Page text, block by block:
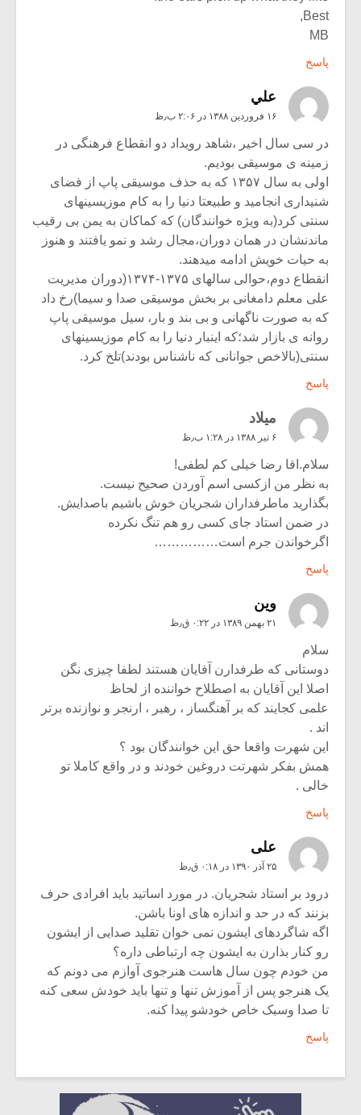
Best,
MB
پاسخ
علي
۱۶ فروردین ۱۳۸۸ در ۲:۰۶ ب٫ظ
در سی سال اخیر ،شاهد رویداد دو انقطاع فرهنگی در
زمینه ی موسیقی بودیم.
اولی به سال ۱۳۵۷ که به حذف موسیقی پاپ از فضای
شنیداری انجامید و طبیعتا دنیا را به کام موزیسینهای
سنتی کرد(به ویژه خوانندگان) که کماکان به یمن بی رقیب
ماندنشان در همان دوران،مجال رشد و نمو یافتند و هنوز
به حیات خویش ادامه میدهند.
انقطاع دوم،حوالی سالهای ۱۳۷۵-۱۳۷۴(دوران مدیریت
علی معلم دامغانی بر بخش موسیقی صدا و سیما)رخ داد
که به صورت ناگهانی و بی بند و بار، سیل موسیقی پاپ
روانه ی بازار شد؛که اینبار دنیا را به کام موزیسینهای
سنتی(بالاخص جوانانی که ناشناس بودند)تلخ کرد.
پاسخ
میلاد
۶ تیر ۱۳۸۸ در ۱:۲۸ ب٫ظ
سلام.اقا رضا خیلی کم لطفی!
به نظر من ازکسی اسم آوردن صحیح نیست.
بگذارید ماطرفداران شجریان خوش باشیم باصدایش.
در ضمن استاد جای کسی رو هم تنگ نکرده
اگرخواندن جرم است……………
پاسخ
وین
۲۱ بهمن ۱۳۸۹ در ۰:۲۲ ق٫ظ
سلام
دوستانی که طرفدارن آقایان هستند لطفا چیزی نگن
اصلا این آقایان به اصطلاح خواننده از لحاظ
علمی کجایند که بر آهنگساز ، رهبر ، ارنجر و نوازنده برتر
اند .
این شهرت واقعا حق این خوانندگان بود ؟
همش بفکر شهرتت دروغین خودند و در واقع کاملا تو
خالی .
پاسخ
علی
۲۵ آذر ۱۳۹۰ در ۰:۱۸ ق٫ظ
درود بر استاد شجریان. در مورد اساتید باید افرادی حرف
بزنند که در حد و اندازه های اونا باشن.
اگه شاگردهای ایشون نمی خوان تقلید صدایی از ایشون
رو کنار بذارن به ایشون چه ارتباطی داره؟
من خودم چون سال هاست هنرجوی آوازم می دونم که
یک هنرجو پس از آموزش تنها و تنها باید خودش سعی کنه
تا صدا وسبک خاص خودشو پیدا کنه.
پاسخ